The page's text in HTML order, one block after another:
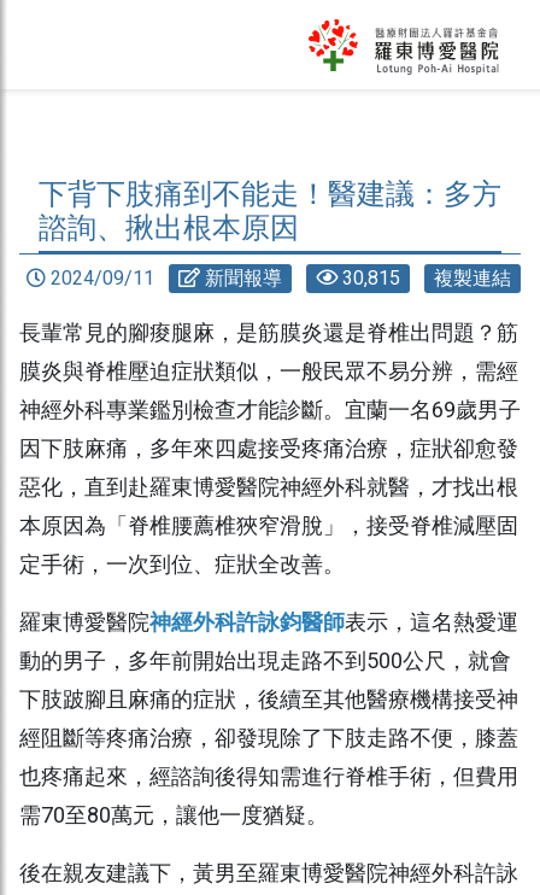
下背下肢痛到不能走！醫建議：多方
諮詢、揪出根本原因
2024/09/11 新聞報導 30,815 複製連結
長輩常見的腳痠腿麻，是筋膜炎還是脊椎出問題？筋
膜炎與脊椎壓迫症狀類似，一般民眾不易分辨，需經
神經外科專業鑑別檢查才能診斷。宜蘭一名69歲男子
因下肢麻痛，多年來四處接受疼痛治療，症狀卻愈發
惡化，直到赴羅東博愛醫院神經外科就醫，才找出根
本原因為「脊椎腰薦椎狹窄滑脫」，接受脊椎減壓固
定手術，一次到位、症狀全改善。
羅東博愛醫院神經外科許詠鈞醫師表示，這名熱愛運
動的男子，多年前開始出現走路不到500公尺，就會
下肢跛腳且麻痛的症狀，後續至其他醫療機構接受神
經阻斷等疼痛治療，卻發現除了下肢走路不便，膝蓋
也疼痛起來，經諮詢後得知需進行脊椎手術，但費用
需70至80萬元，讓他一度猶疑。
後在親友建議下，黃男至羅東博愛醫院神經外科許詠